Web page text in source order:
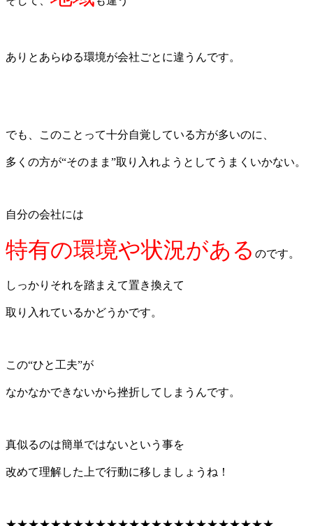
ありとあらゆる環境が会社ごとに違うんです。
でも、このことって十分自覚している方が多いのに、
多くの方が“そのまま”取り入れようとしてうまくいかない。
自分の会社には
特有の環境や状況がある のです。
しっかりそれを踏まえて置き換えて
取り入れているかどうかです。
この“ひと工夫”が
なかなかできないから挫折してしまうんです。
真似るのは簡単ではないという事を
改めて理解した上で行動に移しましょうね！